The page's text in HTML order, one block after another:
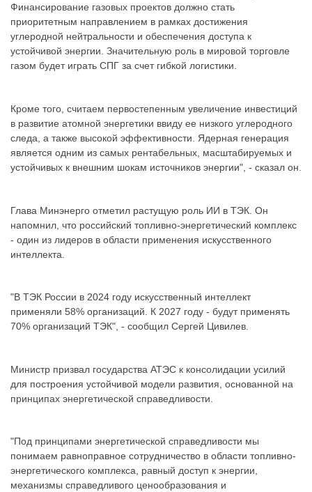
Финансирование газовых проектов должно стать
приоритетным направлением в рамках достижения
углеродной нейтральности и обеспечения доступа к
устойчивой энергии. Значительную роль в мировой торговле
газом будет играть СПГ за счет гибкой логистики.
Кроме того, считаем первостепенным увеличение инвестиций
в развитие атомной энергетики ввиду ее низкого углеродного
следа, а также высокой эффективности. Ядерная генерация
является одним из самых рентабельных, масштабируемых и
устойчивых к внешним шокам источников энергии", - сказал он.
Глава Минэнерго отметил растущую роль ИИ в ТЭК. Он
напомнил, что российский топливно-энергетический комплекс
- один из лидеров в области применения искусственного
интеллекта.
"В ТЭК России в 2024 году искусственный интеллект
применяли 58% организаций. К 2027 году - будут применять
70% организаций ТЭК", - сообщил Сергей Цивилев.
Министр призвал государства АТЭС к консолидации усилий
для построения устойчивой модели развития, основанной на
принципах энергетической справедливости.
"Под принципами энергетической справедливости мы
понимаем равноправное сотрудничество в области топливно-
энергетического комплекса, равный доступ к энергии,
механизмы справедливого ценообразования и